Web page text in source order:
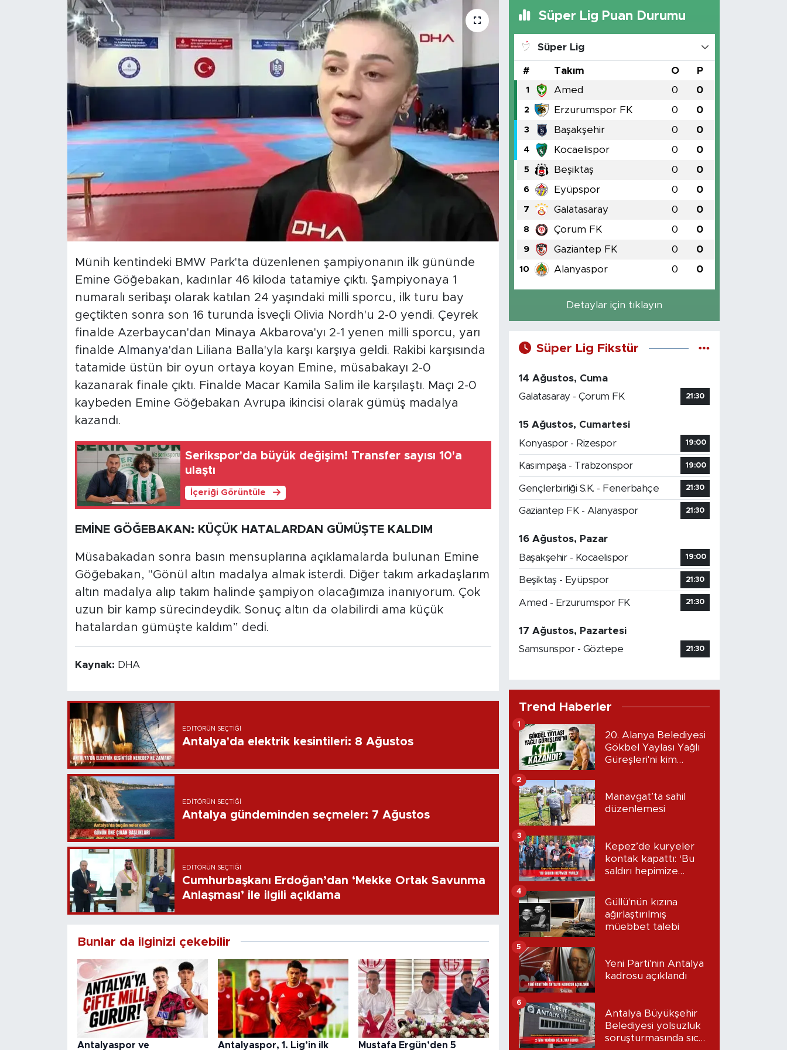
Münih kentindeki BMW Park'ta düzenlenen şampiyonanın ilk gününde
Emine Göğebakan, kadınlar 46 kiloda tatamiye çıktı. Şampiyonaya 1
numaralı seribaşı olarak katılan 24 yaşındaki milli sporcu, ilk turu bay
geçtikten sonra son 16 turunda İsveçli Olivia Nordh'u 2-0 yendi. Çeyrek
finalde Azerbaycan'dan Minaya Akbarova'yı 2-1 yenen milli sporcu, yarı
finalde Almanya'dan Liliana Balla'yla karşı karşıya geldi. Rakibi karşısında
tatamide üstün bir oyun ortaya koyan Emine, müsabakayı 2-0
kazanarak finale çıktı. Finalde Macar Kamila Salim ile karşılaştı. Maçı 2-0
kaybeden Emine Göğebakan Avrupa ikincisi olarak gümüş madalya
kazandı.
Serikspor'da büyük değişim! Transfer sayısı 10'a
ulaştı
İçeriği Görüntüle
EMİNE GÖĞEBAKAN: KÜÇÜK HATALARDAN GÜMÜŞTE KALDIM
Müsabakadan sonra basın mensuplarına açıklamalarda bulunan Emine
Göğebakan, "Gönül altın madalya almak isterdi. Diğer takım arkadaşlarım
altın madalya alıp takım halinde şampiyon olacağımıza inanıyorum. Çok
uzun bir kamp sürecindeydik. Sonuç altın da olabilirdi ama küçük
hatalardan gümüşte kaldım” dedi.
Kaynak: DHA
EDITÖRÜN SEÇTIĞI
Antalya'da elektrik kesintileri: 8 Ağustos
EDITÖRÜN SEÇTIĞI
Antalya gündeminden seçmeler: 7 Ağustos
EDITÖRÜN SEÇTIĞI
Cumhurbaşkanı Erdoğan’dan ‘Mekke Ortak Savunma
Anlaşması’ ile ilgili açıklama
Bunlar da ilginizi çekebilir
Antalyaspor ve
Antalyaspor, 1. Lig’in ilk
Mustafa Ergün’den 5
Süper Lig Puan Durumu
Süper Lig
# Takım O P
1 Amed 0 0
2 Erzurumspor FK 0 0
3 Başakşehir 0 0
4 Kocaelispor 0 0
5 Beşiktaş 0 0
6 Eyüpspor 0 0
7 Galatasaray 0 0
8 Çorum FK 0 0
9 Gaziantep FK 0 0
10 Alanyaspor 0 0
Detaylar için tıklayın
Süper Lig Fikstür
14 Ağustos, Cuma
Galatasaray - Çorum FK
21:30
15 Ağustos, Cumartesi
Konyaspor - Rizespor
19:00
Kasımpaşa - Trabzonspor 19:00
Gençlerbirliği S.K. - Fenerbahçe 21:30
Gaziantep FK - Alanyaspor 21:30
16 Ağustos, Pazar
Başakşehir - Kocaelispor
19:00
Beşiktaş - Eyüpspor 21:30
Amed - Erzurumspor FK 21:30
17 Ağustos, Pazartesi
Samsunspor - Göztepe
21:30
Trend Haberler
20. Alanya Belediyesi
Gökbel Yaylası Yağlı
Güreşleri'ni kim
1
Manavgat’ta sahil
düzenlemesi
2
Kepez’de kuryeler
kontak kapattı: ‘Bu
saldırı hepimize
3
Güllü'nün kızına
ağırlaştırılmış
müebbet talebi
4
Yeni Parti'nin Antalya
kadrosu açıklandı
5
Antalya Büyükşehir
Belediyesi yolsuzluk
soruşturmasında sıcak
6
Magazin
Özel Haber
Politika
Resmi İlanlar
Turizm